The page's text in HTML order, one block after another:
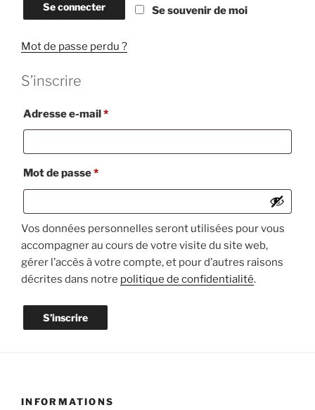
Se souvenir de moi
Se connecter
Mot de passe perdu ?
S’inscrire
Adresse e-mail*Obligatoire
Mot de passe*Obligatoire
Vos données personnelles seront utilisées pour vous
accompagner au cours de votre visite du site web,
gérer l’accès à votre compte, et pour d’autres raisons
décrites dans notre politique de confidentialité.
S’inscrire
INFORMATIONS